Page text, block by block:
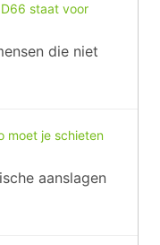
D66 staat voor
die niet
moet je schieten
aanslagen